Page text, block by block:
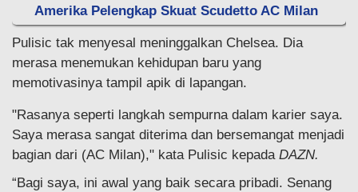
Amerika Pelengkap Skuat Scudetto AC Milan
Pulisic tak menyesal meninggalkan Chelsea. Dia
merasa menemukan kehidupan baru yang
memotivasinya tampil apik di lapangan.
"Rasanya seperti langkah sempurna dalam karier saya.
Saya merasa sangat diterima dan bersemangat menjadi
bagian dari (AC Milan)," kata Pulisic kepada DAZN.
“Bagi saya, ini awal yang baik secara pribadi. Senang